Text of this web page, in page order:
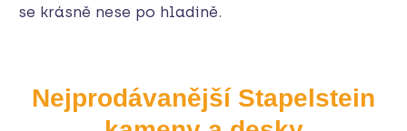
se krásně nese po hladině.
Nejprodávanější Stapelstein